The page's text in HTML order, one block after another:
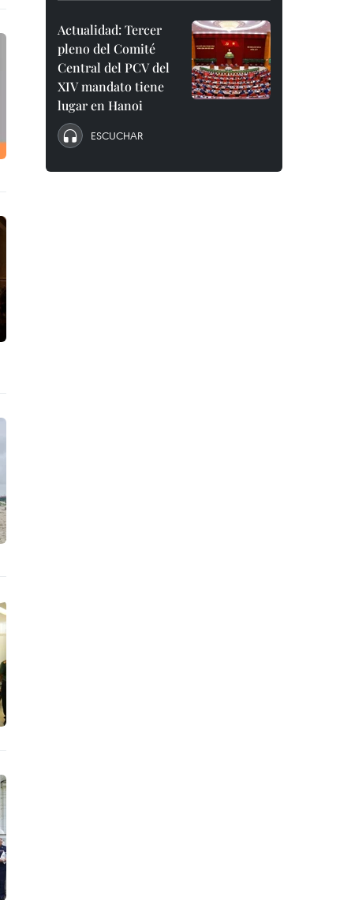
Actualidad: Tercer
pleno del Comité
Central del PCV del
XIV mandato tiene
lugar en Hanoi
ESCUCHAR